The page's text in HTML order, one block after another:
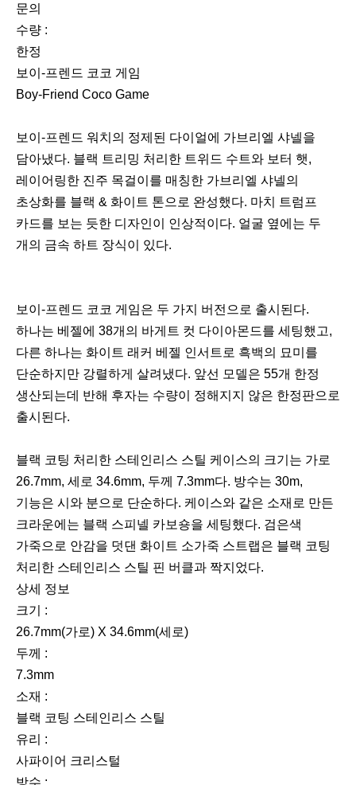
문의
수량 :
한정
보이-프렌드 코코 게임
Boy-Friend Coco Game
보이-프렌드 워치의 정제된 다이얼에 가브리엘 샤넬을
담아냈다. 블랙 트리밍 처리한 트위드 수트와 보터 햇,
레이어링한 진주 목걸이를 매칭한 가브리엘 샤넬의
초상화를 블랙 & 화이트 톤으로 완성했다. 마치 트럼프
카드를 보는 듯한 디자인이 인상적이다. 얼굴 옆에는 두
개의 금속 하트 장식이 있다.
보이-프렌드 코코 게임은 두 가지 버전으로 출시된다.
하나는 베젤에 38개의 바게트 컷 다이아몬드를 세팅했고,
다른 하나는 화이트 래커 베젤 인서트로 흑백의 묘미를
단순하지만 강렬하게 살려냈다. 앞선 모델은 55개 한정
생산되는데 반해 후자는 수량이 정해지지 않은 한정판으로
출시된다.
블랙 코팅 처리한 스테인리스 스틸 케이스의 크기는 가로
26.7mm, 세로 34.6mm, 두께 7.3mm다. 방수는 30m,
기능은 시와 분으로 단순하다. 케이스와 같은 소재로 만든
크라운에는 블랙 스피넬 카보숑을 세팅했다. 검은색
가죽으로 안감을 덧댄 화이트 소가죽 스트랩은 블랙 코팅
처리한 스테인리스 스틸 핀 버클과 짝지었다.
상세 정보
크기 :
26.7mm(가로) X 34.6mm(세로)
두께 :
7.3mm
소재 :
블랙 코팅 스테인리스 스틸
유리 :
사파이어 크리스털